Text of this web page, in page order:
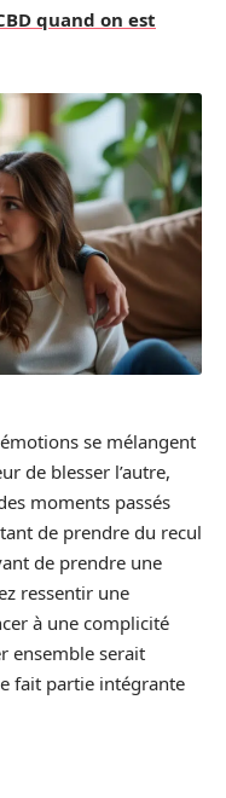
quand on est
se mélangent
de blesser l’autre,
moments passés
de prendre du recul
de prendre une
ressentir une
à une complicité
ensemble serait
fait partie intégrante